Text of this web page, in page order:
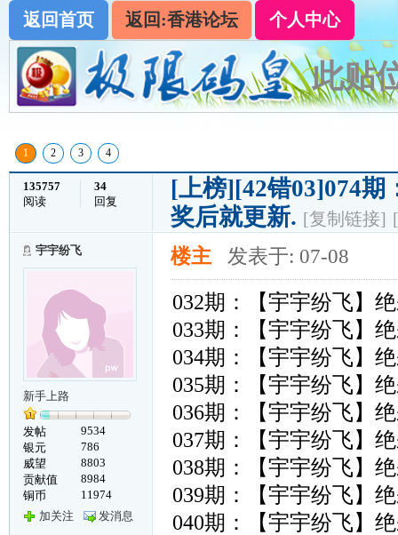
返回首页 返回:香港论坛 个人中心
此贴
1 2 3 4
135757
阅读
34
回复
[上榜][42错03]074期
奖后就更新. [复制链接]
宇宇纷飞
新手上路
发帖
9534
银元
786
威望
8803
贡献值
8984
铜币
11974
加关注
发消息
楼主 发表于: 07-08
032期：【宇宇纷飞】
033期：【宇宇纷飞】
034期：【宇宇纷飞】
035期：【宇宇纷飞】
036期：【宇宇纷飞】
037期：【宇宇纷飞】
038期：【宇宇纷飞】
039期：【宇宇纷飞】
040期：【宇宇纷飞】